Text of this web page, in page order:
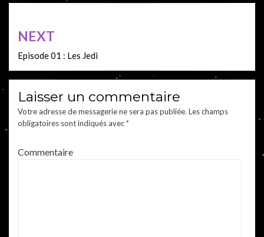
de
l’article
NEXT
Episode 01 : Les Jedi
Laisser un commentaire
Votre adresse de messagerie ne sera pas publiée. Les champs
obligatoires sont indiqués avec*
Commentaire